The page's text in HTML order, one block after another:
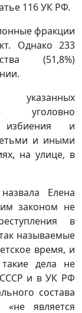
116 УК РФ.
фракции
Однако 233
(51,8%)
уголовно
избиения и
и иными
на улице, в
Елена
законом не
в
называемые
время, и
дела не
СССР и в УК РФ
состава
«не является